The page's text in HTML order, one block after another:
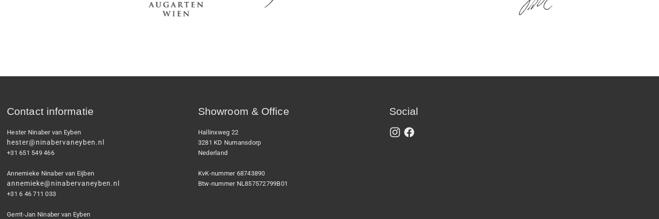
Contact informatie
Hester Ninaber van Eyben
hester@ninabervaneyben.nl
+31 651 549 466
Annemieke Ninaber van Eijben
annemieke@ninabervaneyben.nl
+31 6 46 711 033
Gerrit-Jan Ninaber van Eyben
Showroom & Office
Hallinxweg 22
3281 KD Numansdorp
Nederland
KvK-nummer 68743890
Btw-nummer NL857572799B01
Social